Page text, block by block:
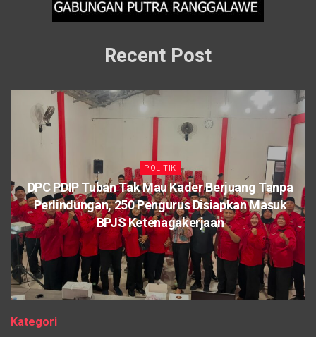
Recent Post
POLITIK
DPC PDIP Tuban Tak Mau Kader Berjuang Tanpa
Perlindungan, 250 Pengurus Disiapkan Masuk
BPJS Ketenagakerjaan
Kategori